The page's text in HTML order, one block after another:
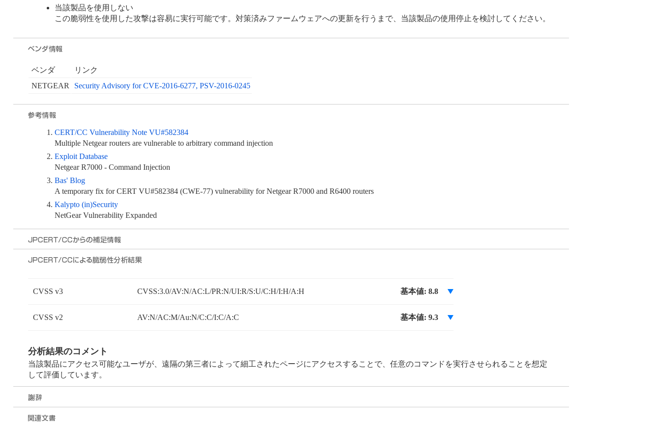
当該製品を使用しない
この脆弱性を使用した攻撃は容易に実行可能です。対策済みファームウェアへの更新を行うまで、当該製品の使用停止を検討してください。
ベンダ
リンク
NETGEAR
Security Advisory for CVE-2016-6277, PSV-2016-0245
CERT/CC Vulnerability Note VU#582384
Multiple Netgear routers are vulnerable to arbitrary command injection
Exploit Database
Netgear R7000 - Command Injection
Bas' Blog
A temporary fix for CERT VU#582384 (CWE-77) vulnerability for Netgear R7000 and R6400 routers
Kalypto (in)Security
NetGear Vulnerability Expanded
CVSS v3 CVSS:3.0/AV:N/AC:L/PR:N/UI:R/S:U/C:H/I:H/A:H 基本値: 8.8
CVSS v2 AV:N/AC:M/Au:N/C:C/I:C/A:C 基本値: 9.3
分析結果のコメント
当該製品にアクセス可能なユーザが、遠隔の第三者によって細工されたページにアクセスすることで、任意のコマンドを実行させられることを想定
して評価しています。